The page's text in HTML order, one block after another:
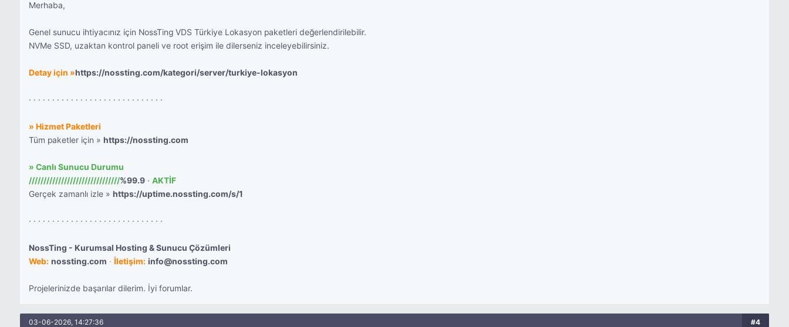
Merhaba,
Genel sunucu ihtiyacınız için NossTing VDS Türkiye Lokasyon paketleri değerlendirilebilir.
NVMe SSD, uzaktan kontrol paneli ve root erişim ile dilerseniz inceleyebilirsiniz.
Detay için »https://nossting.com/kategori/server/turkiye-lokasyon
· · · · · · · · · · · · · · · · · · · · · · · · · · · · ·
» Hizmet Paketleri
Tüm paketler için » https://nossting.com
» Canlı Sunucu Durumu
///////////////////////////////%99.9· AKTİF
Gerçek zamanlı izle » https://uptime.nossting.com/s/1
· · · · · · · · · · · · · · · · · · · · · · · · · · · · ·
NossTing - Kurumsal Hosting & Sunucu Çözümleri
Web: nossting.com · İletişim: info@nossting.com
Projelerinizde başarılar dilerim. İyi forumlar.
03-06-2026, 14:27:36 #4